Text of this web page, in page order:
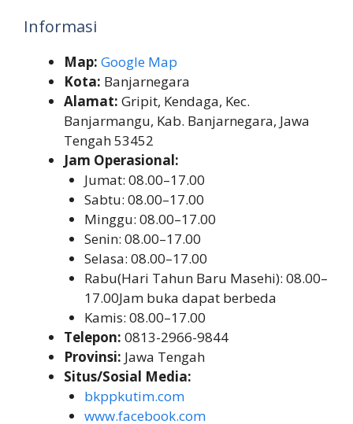
Informasi
Map: Google Map
Kota: Banjarnegara
Alamat: Gripit, Kendaga, Kec.
Banjarmangu, Kab. Banjarnegara, Jawa
Tengah 53452
Jam Operasional:
Jumat: 08.00–17.00
Sabtu: 08.00–17.00
Minggu: 08.00–17.00
Senin: 08.00–17.00
Selasa: 08.00–17.00
Rabu(Hari Tahun Baru Masehi): 08.00–
17.00Jam buka dapat berbeda
Kamis: 08.00–17.00
Telepon: 0813-2966-9844
Provinsi: Jawa Tengah
Situs/Sosial Media:
bkppkutim.com
www.facebook.com